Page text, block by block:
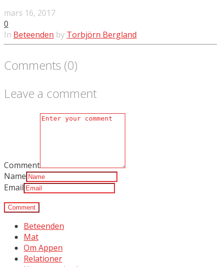
mars 16, 2017
0
In Beteenden by Torbjörn Bergland
Comments (0)
Leave a comment
Comment
Name
Email
Beteenden
Mat
Om Appen
Relationer